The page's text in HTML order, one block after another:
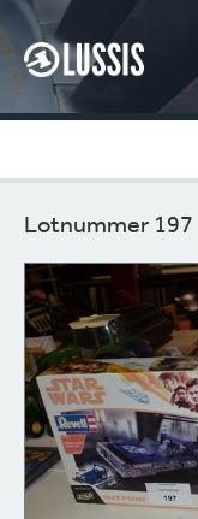
Lotnummer 197